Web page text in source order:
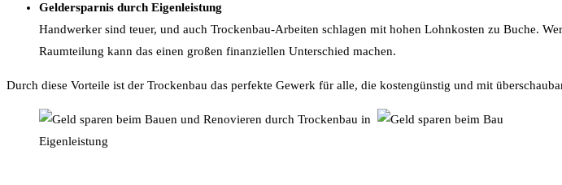
Geldersparnis durch Eigenleistung
Handwerker sind teuer, und auch Trockenbau-Arbeiten schlagen mit hohen Lohnkosten zu Buche.
Raumteilung kann das einen großen finanziellen Unterschied machen.
Durch diese Vorteile ist der Trockenbau das perfekte Gewerk für alle, die kostengünstig und mit